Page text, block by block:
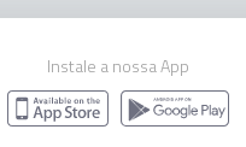
Instale a nossa App